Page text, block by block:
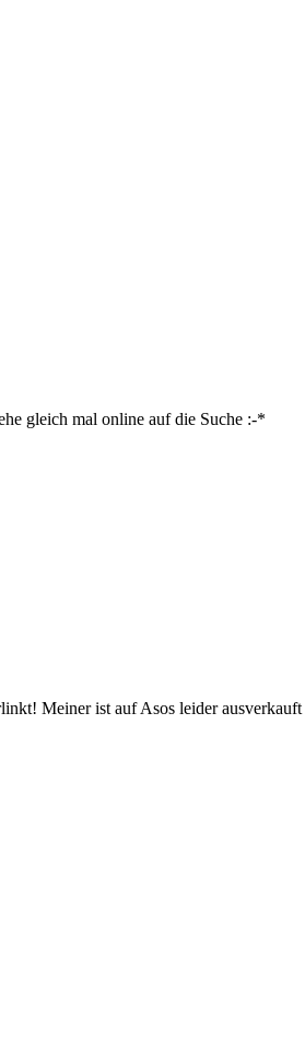
gleich mal online auf die Suche :-*
Meiner ist auf Asos leider ausverkauft